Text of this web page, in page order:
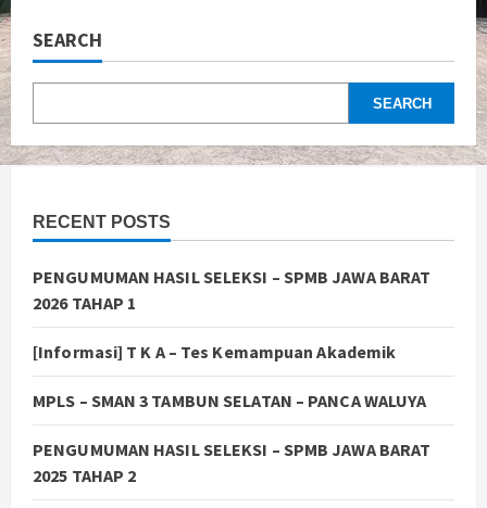
SEARCH
SEARCH
RECENT POSTS
PENGUMUMAN HASIL SELEKSI – SPMB JAWA BARAT
2026 TAHAP 1
[Informasi] T K A – Tes Kemampuan Akademik
MPLS – SMAN 3 TAMBUN SELATAN – PANCA WALUYA
PENGUMUMAN HASIL SELEKSI – SPMB JAWA BARAT
2025 TAHAP 2